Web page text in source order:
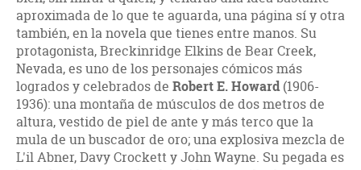
aproximada de lo que te aguarda, una página sí y otra
también, en la novela que tienes entre manos. Su
protagonista, Breckinridge Elkins de Bear Creek,
Nevada, es uno de los personajes cómicos más
logrados y celebrados de Robert E. Howard(1906-
1936): una montaña de músculos de dos metros de
altura, vestido de piel de ante y más terco que la
mula de un buscador de oro; una explosiva mezcla de
L'il Abner, Davy Crockett y John Wayne. Su pegada es